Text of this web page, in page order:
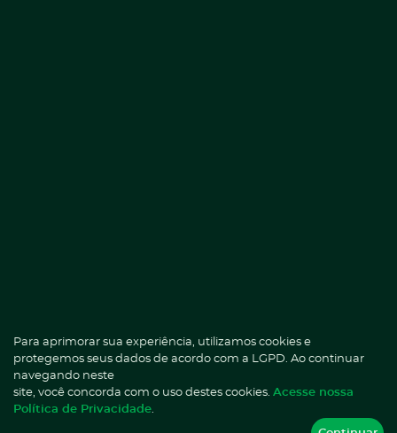
Para aprimorar sua experiência, utilizamos cookies e
protegemos seus dados de acordo com a LGPD. Ao continuar
navegando neste
site, você concorda com o uso destes cookies. Acesse nossa
Política de Privacidade.